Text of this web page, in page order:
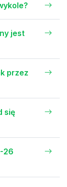
jest
przez
się
26